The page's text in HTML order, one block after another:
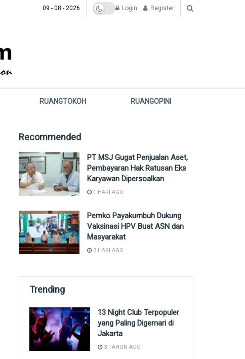
09 - 08 - 2026 Login Register
RUANGTOKOH RUANGOPINI
Recommended
PT MSJ Gugat Penjualan Aset,
Pembayaran Hak Ratusan Eks
Karyawan Dipersoalkan
1 HARI AGO
Pemko Payakumbuh Dukung
Vaksinasi HPV Buat ASN dan
Masyarakat
3 HARI AGO
Trending
13 Night Club Terpopuler
yang Paling Digemari di
Jakarta
3 TAHUN AGO